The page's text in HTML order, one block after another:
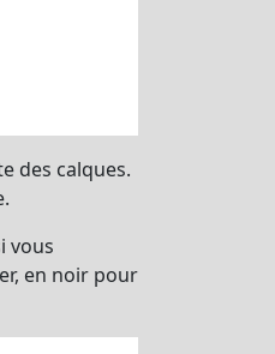
des calques.
vous
en noir pour